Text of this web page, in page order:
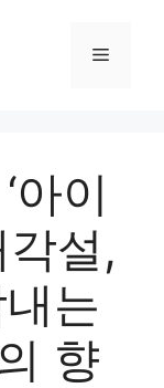
Menu
아이
각설,
는
향